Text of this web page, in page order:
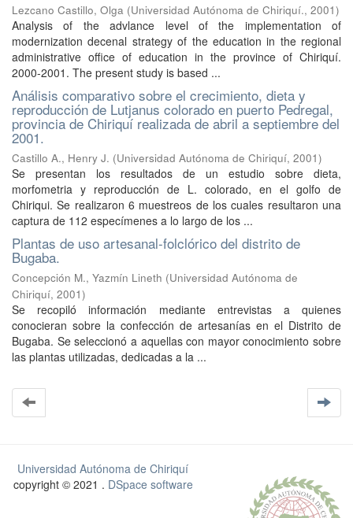
Lezcano Castillo, Olga (Universidad Autónoma de Chiriquí., 2001)
Analysis of the advlance level of the implementation of
modernization decenal strategy of the education in the regional
administrative office of education in the province of Chiriquí.
2000-2001. The present study is based ...
Análisis comparativo sobre el crecimiento, dieta y
reproducción de Lutjanus colorado en puerto Pedregal,
provincia de Chiriquí realizada de abril a septiembre del
2001.
Castillo A., Henry J. (Universidad Autónoma de Chiriquí, 2001)
Se presentan los resultados de un estudio sobre dieta,
morfometria y reproducción de L. colorado, en el golfo de
Chiriqui. Se realizaron 6 muestreos de los cuales resultaron una
captura de 112 especímenes a lo largo de los ...
Plantas de uso artesanal-folclórico del distrito de
Bugaba.
Concepción M., Yazmín Lineth (Universidad Autónoma de
Chiriquí, 2001)
Se recopiló información mediante entrevistas a quienes
conocieran sobre la confección de artesanías en el Distrito de
Bugaba. Se seleccionó a aquellas con mayor conocimiento sobre
las plantas utilizadas, dedicadas a la ...
Universidad Autónoma de Chiriquí
copyright © 2021 . DSpace software